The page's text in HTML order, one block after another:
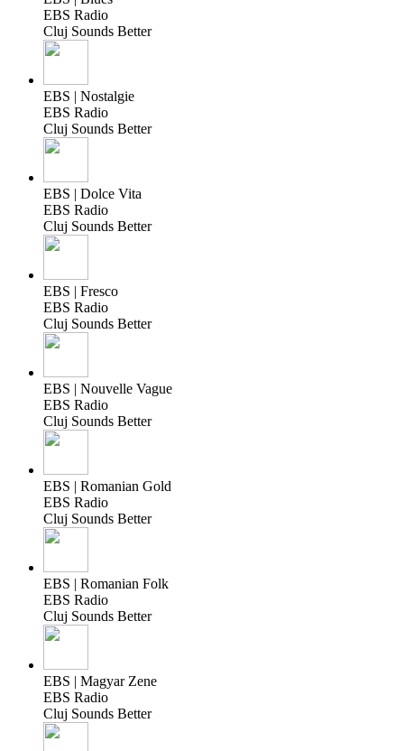
EBS Radio
Cluj Sounds Better
EBS | Nostalgie
EBS Radio
Cluj Sounds Better
EBS | Dolce Vita
EBS Radio
Cluj Sounds Better
EBS | Fresco
EBS Radio
Cluj Sounds Better
EBS | Nouvelle Vague
EBS Radio
Cluj Sounds Better
EBS | Romanian Gold
EBS Radio
Cluj Sounds Better
EBS | Romanian Folk
EBS Radio
Cluj Sounds Better
EBS | Magyar Zene
EBS Radio
Cluj Sounds Better